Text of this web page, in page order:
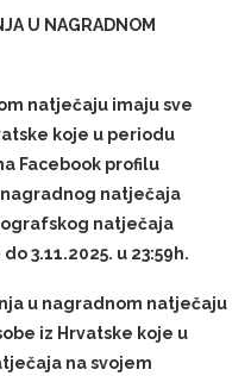
U NAGRADNOM
natječaju imaju sve
koje u periodu
Facebook profilu
natječaja
natječaja
3.11.2025. u 23:59h.
u nagradnom natječaju
iz Hrvatske koje u
na svojem